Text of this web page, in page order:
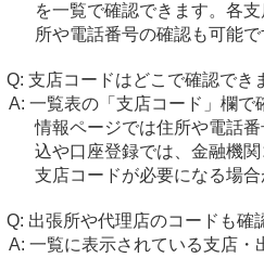
を一覧で確認できます。各
所や電話番号の確認も可能で
支店コードはどこで確認でき
一覧表の「支店コード」欄で
情報ページでは住所や電話
込や口座登録では、金融機
支店コードが必要になる場合
出張所や代理店のコードも確
一覧に表示されている支店・